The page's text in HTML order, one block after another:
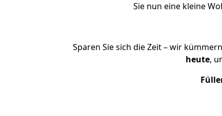
Sie nun eine kleine
Sparen Sie sich die Zeit – wir
heute,